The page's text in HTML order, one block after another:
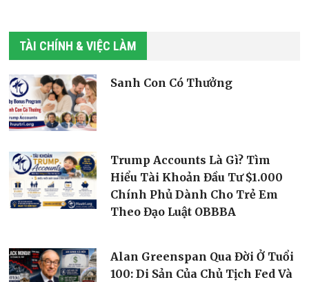
TÀI CHÍNH & VIỆC LÀM
Sanh Con Có Thưởng
Trump Accounts Là Gì? Tìm
Hiểu Tài Khoản Đầu Tư $1.000
Chính Phủ Dành Cho Trẻ Em
Theo Đạo Luật OBBBA
Alan Greenspan Qua Đời Ở Tuổi
100: Di Sản Của Chủ Tịch Fed Và